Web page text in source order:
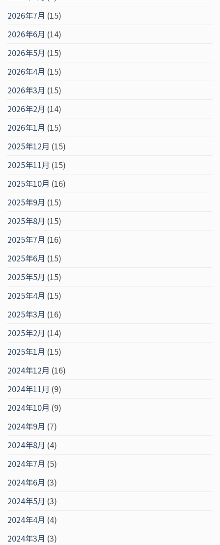
2026年7月 (15)
2026年6月 (14)
2026年5月 (15)
2026年4月 (15)
2026年3月 (15)
2026年2月 (14)
2026年1月 (15)
2025年12月 (15)
2025年11月 (15)
2025年10月 (16)
2025年9月 (15)
2025年8月 (15)
2025年7月 (16)
2025年6月 (15)
2025年5月 (15)
2025年4月 (15)
2025年3月 (16)
2025年2月 (14)
2025年1月 (15)
2024年12月 (16)
2024年11月 (9)
2024年10月 (9)
2024年9月 (7)
2024年8月 (4)
2024年7月 (5)
2024年6月 (3)
2024年5月 (3)
2024年4月 (4)
2024年3月 (3)